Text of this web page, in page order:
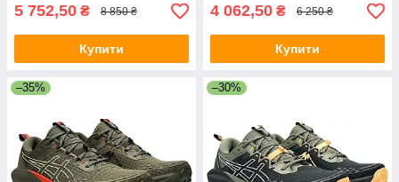
5 752,50 ₴ 8 850 ₴
Купити
4 062,50 ₴ 6 250 ₴
Купити
–35% –30%